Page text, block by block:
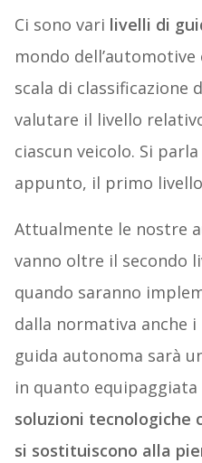
Ci sono vari livelli di
mondo
scala di classificazione
valutare il livello
ciascun veicolo. Si
appunto, il primo
Attualmente le nostre
vanno oltre il secondo
quando saranno
dalla normativa anche
guida autonoma sarà
in quanto equipaggiata
soluzioni tecnologiche
si sostituiscono alla